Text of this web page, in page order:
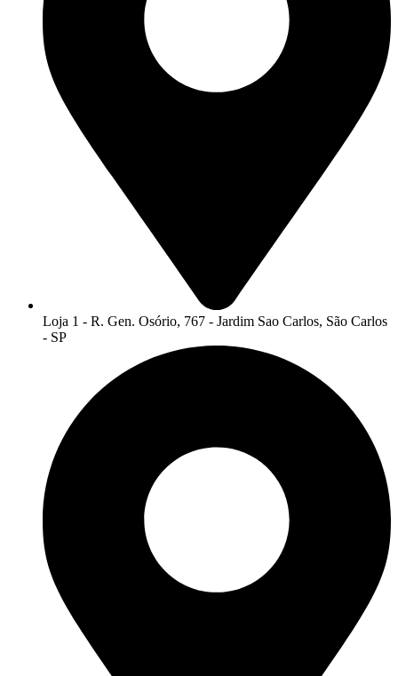
Loja 1 - R. Gen. Osório, 767 - Jardim Sao Carlos, São Carlos
- SP